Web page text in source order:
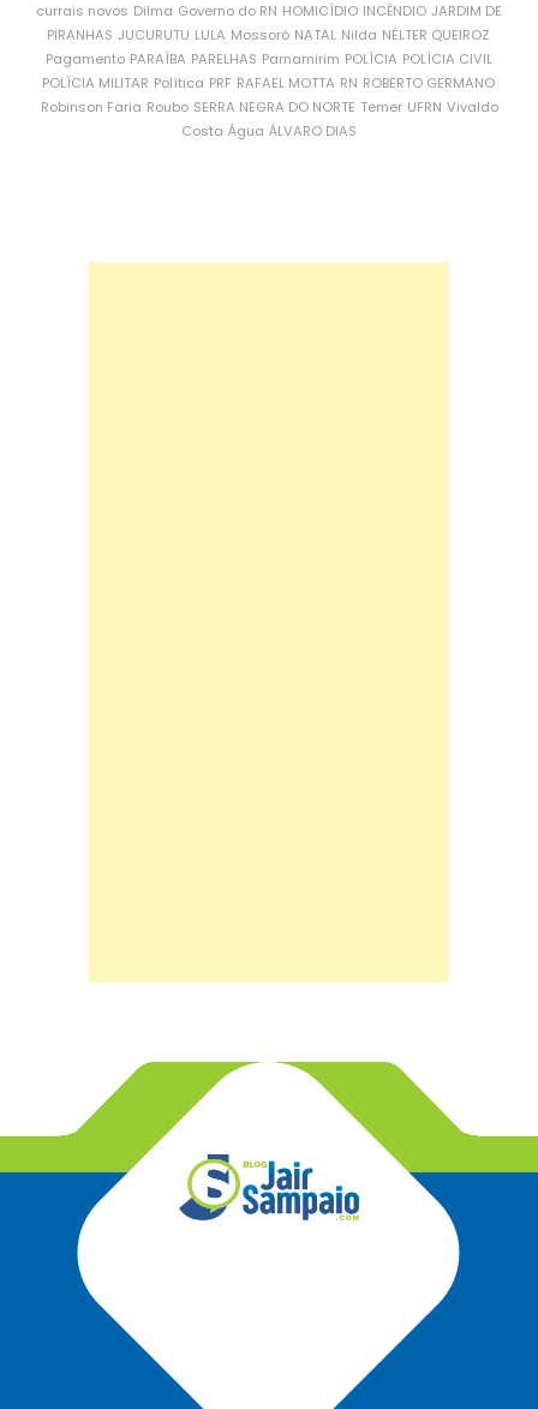
currais novos Dilma Governo do RN HOMICÍDIO INCÊNDIO JARDIM DE
PIRANHAS JUCURUTU LULA Mossoró NATAL Nilda NÉLTER QUEIROZ
Pagamento PARAÍBA PARELHAS Parnamirim POLÍCIA POLÍCIA CIVIL
POLÍCIA MILITAR Política PRF RAFAEL MOTTA RN ROBERTO GERMANO
Robinson Faria Roubo SERRA NEGRA DO NORTE Temer UFRN Vivaldo
Costa Água ÁLVARO DIAS